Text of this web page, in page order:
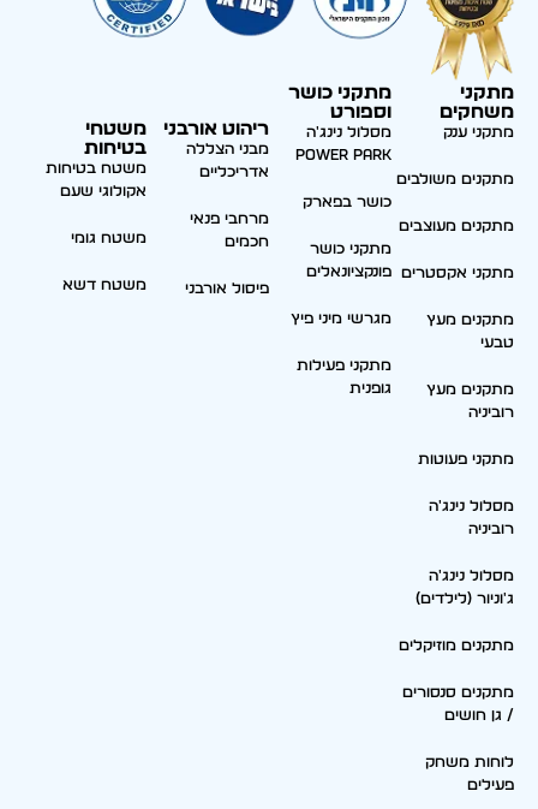
מתקני
משחקים
מתקני ענק
מתקנים משולבים
מתקנים מעוצבים
מתקני אקסטרים
מתקנים מעץ
טבעי
מתקנים מעץ
רוביניה
מתקני פעוטות
מסלול נינג'ה
רוביניה
מסלול נינג'ה
ג'וניור (לילדים)
מתקנים מוזיקלים
מתקנים סנסורים
/ גן חושים
לוחות משחק
פעילים
מתקני כושר
וספורט
מסלול נינג'ה
Power park
כושר בפארק
מתקני כושר
פונקציונאלים
מגרשי מיני פיץ
מתקני פעילות
גופנית
ריהוט אורבני
מבני הצללה
אדריכליים
מרחבי פנאי
חכמים
פיסול אורבני
משטחי
בטיחות
משטח בטיחות
אקולוגי שעם
משטח גומי
משטח דשא